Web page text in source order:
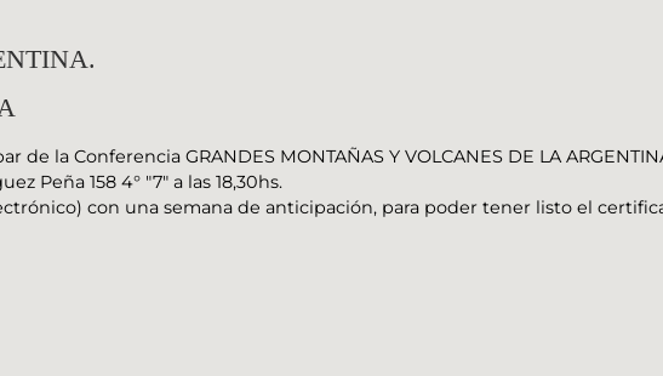
la Conferencia GRANDES MONTAÑAS Y VOLCANES DE LA
Peña 158 4° "7" a las 18,30hs.
con una semana de anticipación, para poder tener listo el